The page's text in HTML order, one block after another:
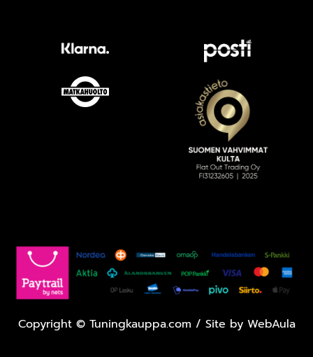
Copyright ©Tuningkauppa.com / Site by WebAula